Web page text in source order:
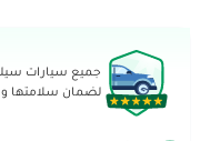
جميع سيارات
لضمان سلامتها و